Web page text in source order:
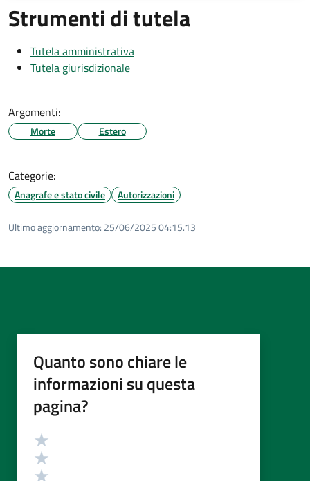
Strumenti di tutela
Tutela amministrativa
Tutela giurisdizionale
Argomenti:
Morte Estero
Categorie:
Anagrafe e stato civile Autorizzazioni
Ultimo aggiornamento: 25/06/2025 04:15.13
Quanto sono chiare le
informazioni su questa
pagina?
Valutazione